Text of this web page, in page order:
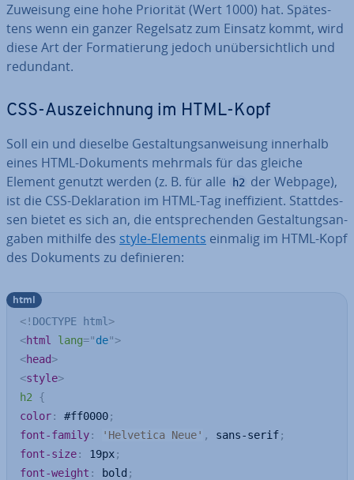
Zuweisung eine hohe Priorität (Wert 1000) hat. Spä­tes­
tens wenn ein ganzer Regelsatz zum Einsatz kommt, wird
diese Art der For­ma­tie­rung jedoch un­über­sicht­lich und
redundant.
CSS-Aus­zeich­nung im HTML-Kopf
Soll ein und dieselbe Ge­stal­tungs­an­wei­sung innerhalb
eines HTML-Dokuments mehrmals für das gleiche
Element genutzt werden (z. B. für alle
h2 der Webpage),
ist die CSS-De­kla­ra­ti­on im HTML-Tag in­ef­fi­zi­ent. Statt­des­
sen bietet es sich an, die ent­spre­chen­den Ge­stal­tungs­an­
ga­ben mithilfe des style-Elements einmalig im HTML-Kopf
des Dokuments zu de­fi­nie­ren:
<! DOCTYPE html >
<html lang="de">
<head>
<style>
h2
{
color: #ff0000;
font-family: 'Helvetica Neue' , sans-serif;
font-size: 19px;
font-weight : bold ;
html